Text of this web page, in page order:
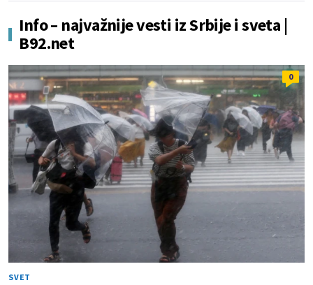
Info – najvažnije vesti iz Srbije i sveta |
B92.net
0
SVET